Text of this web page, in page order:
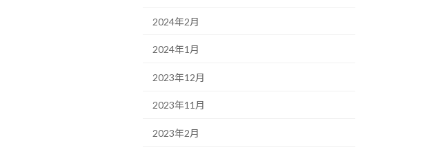
2024年2月
2024年1月
2023年12月
2023年11月
2023年2月